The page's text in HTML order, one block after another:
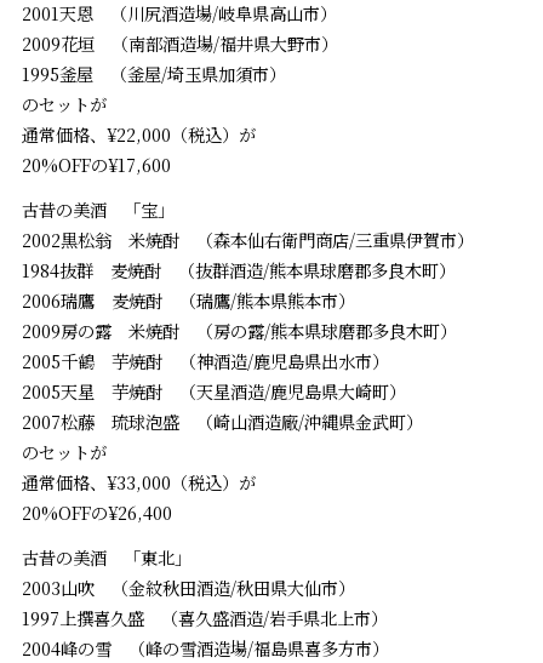
2001天恩 （川尻酒造場/岐阜県高山市）
2009花垣 （南部酒造場/福井県大野市）
1995釜屋 （釜屋/埼玉県加須市）
のセットが
通常価格、¥22,000（税込）が
20%OFFの¥17,600
古昔の美酒 「宝」
2002黒松翁 米焼酎 （森本仙右衛門商店/三重県伊賀市）
1984抜群 麦焼酎 （抜群酒造/熊本県球磨郡多良木町）
2006瑞鷹 麦焼酎 （瑞鷹/熊本県熊本市）
2009房の露 米焼酎 （房の露/熊本県球磨郡多良木町）
2005千鶴 芋焼酎 （神酒造/鹿児島県出水市）
2005天星 芋焼酎 （天星酒造/鹿児島県大崎町）
2007松藤 琉球泡盛 （崎山酒造廠/沖縄県金武町）
のセットが
通常価格、¥33,000（税込）が
20%OFFの¥26,400
古昔の美酒 「東北」
2003山吹 （金紋秋田酒造/秋田県大仙市）
1997上撰喜久盛 （喜久盛酒造/岩手県北上市）
2004峰の雪 （峰の雪酒造場/福島県喜多方市）